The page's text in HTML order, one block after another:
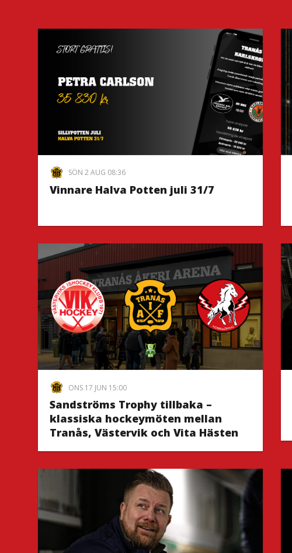
SÖN 2 AUG 08:36
Vinnare Halva Potten juli 31/7
ONS 17 JUN 15:00
Sandströms Trophy tillbaka –
klassiska hockeymöten mellan
Tranås, Västervik och Vita Hästen